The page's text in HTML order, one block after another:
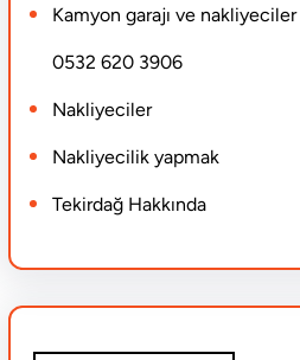
Kamyon garajı ve
0532 620 3906
Nakliyeciler
Nakliyecilik yapmak
Tekirdağ Hakkında